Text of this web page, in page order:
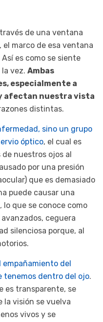
de una ventana
el marco de esa ventana
es como se siente
la vez. Ambas
especialmente a
afectan nuestra vista
distintas.
sino un grupo
óptico, el cual es
nuestros ojos al
por una presión
que es demasiado
puede causar una
que se conoce como
ceguera
silenciosa porque, al
empañamiento del
tenemos dentro del ojo.
es transparente, se
la visión se vuelva
vivos y se